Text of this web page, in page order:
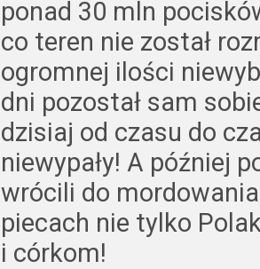
ponad 30 mln
co teren nie został
ogromnej ilości
dni pozostał sam
dzisiaj od czasu do
niewypały! A później
wrócili do
piecach nie tylko
i córkom!